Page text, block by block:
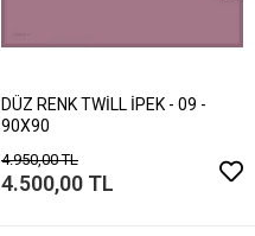
DÜZ RENK TWİLL İPEK - 09 -
90X90
4.950,00 TL
4.500,00 TL